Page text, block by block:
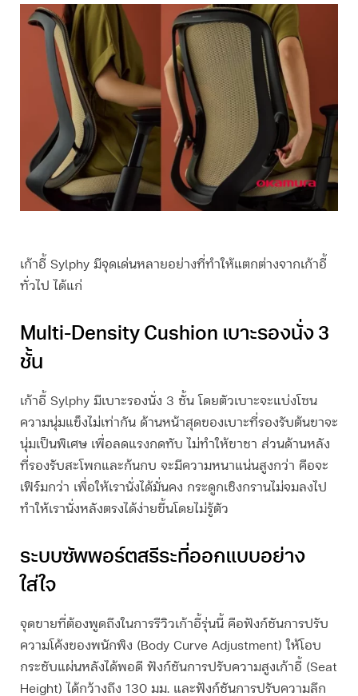
เก้าอี้ Sylphy มีจุดเด่นหลายอย่างที่ทำให้แตกต่างจากเก้าอี้
ทั่วไป ได้แก่
Multi-Density Cushion เบาะรองนั่ง 3
ชั้น
เก้าอี้ Sylphy มีเบาะรองนั่ง 3 ชั้น โดยตัวเบาะจะแบ่งโซน
ความนุ่มแข็งไม่เท่ากัน ด้านหน้าสุดของเบาะที่รองรับต้นขาจะ
นุ่มเป็นพิเศษ เพื่อลดแรงกดทับ ไม่ทำให้ขาชา ส่วนด้านหลัง
ที่รองรับสะโพกและก้นกบ จะมีความหนาแน่นสูงกว่า คือจะ
เฟิร์มกว่า เพื่อให้เรานั่งได้มั่นคง กระดูกเชิงกรานไม่จมลงไป
ทำให้เรานั่งหลังตรงได้ง่ายขึ้นโดยไม่รู้ตัว
ระบบซัพพอร์ตสรีระที่ออกแบบอย่าง
ใส่ใจ
จุดขายที่ต้องพูดถึงในการรีวิวเก้าอี้รุ่นนี้ คือฟังก์ชันการปรับ
ความโค้งของพนักพิง (Body Curve Adjustment) ให้โอบ
กระชับแผ่นหลังได้พอดี ฟังก์ชันการปรับความสูงเก้าอี้ (Seat
Height) ได้กว้างถึง 130 มม. และฟังก์ชันการปรับความลึก